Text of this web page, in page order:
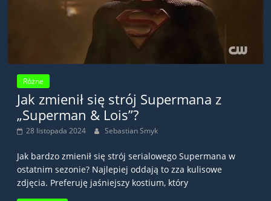
Różne
Jak zmienił się strój Supermana z
„Superman & Lois”?
28 listopada 2024 Sebastian Smyk
Jak bardzo zmienił się strój serialowego Supermana w
ostatnim sezonie? Najlepiej oddają to zza kulisowe
zdjęcia. Preferuję jaśniejszy kostium, który